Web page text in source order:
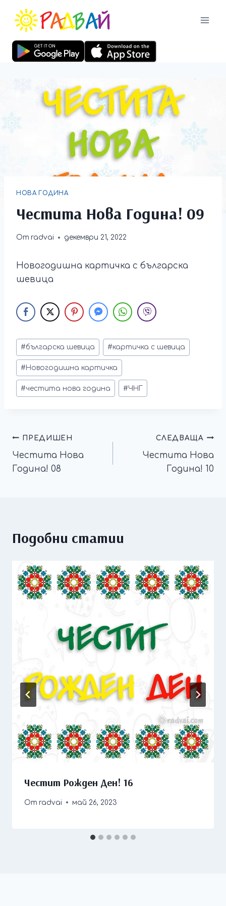
НОВА ГОДИНА
Честита Нова Година! 09
От radvai декември 21, 2022
Новогодишна картичка с българска
шевица
#българска шевица #картичка с шевица
#Новогодишна картичка
#честита нова година #ЧНГ
ПРЕДИШЕН
Честита Нова
Година! 08
СЛЕДВАЩА
Честита Нова
Година! 10
Подобни статии
Честит Рожден Ден! 16
От radvai май 26, 2023